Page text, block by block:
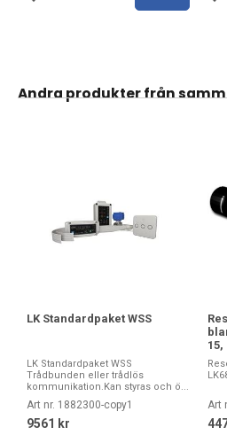
Andra produkter från
LK Standardpaket WSS
LK Standardpaket WSS
Trådbunden eller trådlös
kommunikation.Kan styras och ö...
Art nr. 1882300-copy1
9561 kr
15,
Art